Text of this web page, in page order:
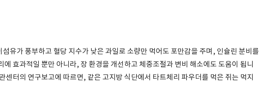
섬유가 풍부하고 혈당 지수가 낮은 과일로 소량만 먹어도 포만감을 주며, 인슐린 분비를
에 효과적일 뿐만 아니라, 장 환경을 개선하고 체중조절과 변비 해소에도 도움이 됩니
센터의 연구보고에 따르면, 같은 고지방 식단에서 타트체리 파우더를 먹은 쥐는 먹지